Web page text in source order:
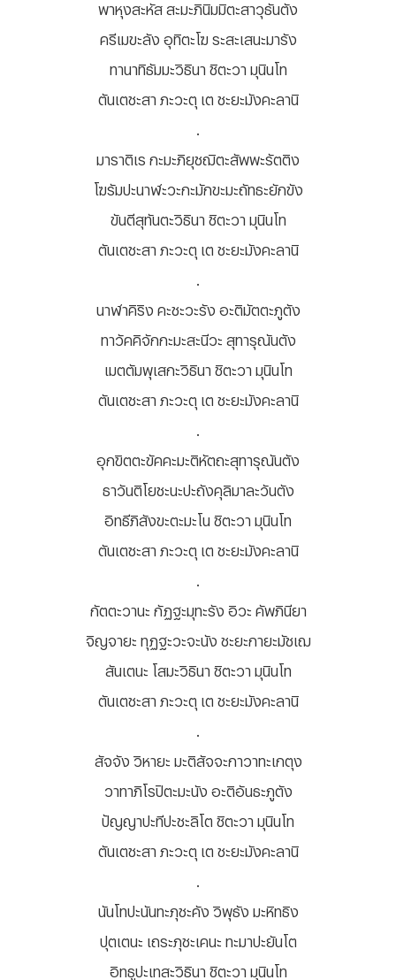
พาหุงสะหัส สะมะภินิมมิตะสาวุธันตัง
ครีเมขะลัง อุทิตะโฆ ระสะเสนะมารัง
ทานาทิธัมมะวิธินา ชิตะวา มุนินโท
ตันเตชะสา ภะวะตุ เต ชะยะมังคะลานิ
มาราติเร กะมะภิยุชฌิตะสัพพะรัตติง
โฆรัมปะนาฬะวะกะมักขะมะถัทธะยักขัง
ขันตีสุทันตะวิธินา ชิตะวา มุนินโท
ตันเตชะสา ภะวะตุ เต ชะยะมังคะลานิ
นาฬาคิริง คะชะวะรัง อะติมัตตะภูตัง
ทาวัคคิจักกะมะสะนีวะ สุทารุณันตัง
เมตตัมพุเสกะวิธินา ชิตะวา มุนินโท
ตันเตชะสา ภะวะตุ เต ชะยะมังคะลานิ
อุกขิตตะขัคคะมะติหัตถะสุทารุณันตัง
ธาวันติโยชะนะปะถังคุลิมาละวันตัง
อิทธีภิสังขะตะมะโน ชิตะวา มุนินโท
ตันเตชะสา ภะวะตุ เต ชะยะมังคะลานิ
กัตตะวานะ กัฏฐะมุทะรัง อิวะ คัพภินียา
จิญจายะ ทุฏฐะวะจะนัง ชะยะกายะมัชเฌ
สันเตนะ โสมะวิธินา ชิตะวา มุนินโท
ตันเตชะสา ภะวะตุ เต ชะยะมังคะลานิ
สัจจัง วิหายะ มะติสัจจะกาวาทะเกตุง
วาทาภิโรปิตะมะนัง อะติอันธะภูตัง
ปัญญาปะทีปะชะลิโต ชิตะวา มุนินโท
ตันเตชะสา ภะวะตุ เต ชะยะมังคะลานิ
นันโทปะนันทะภุชะคัง วิพุธัง มะหิทธิง
ปุตเตนะ เถระภุชะเคนะ ทะมาปะยันโต
อิทธูปะเทสะวิธินา ชิตะวา มุนินโท